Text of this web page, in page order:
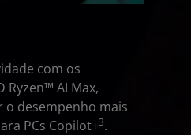
com os
Ryzen™ AI Max,
desempenho mais
PCs Copilot+3.